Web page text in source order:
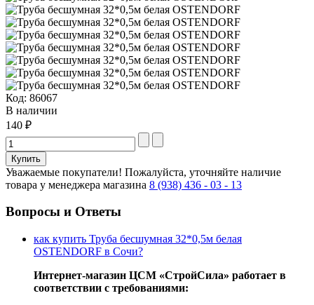
Код: 86067
В наличии
140 ₽
Уважаемые покупатели! Пожалуйста, уточняйте наличие
товара у менеджера магазина 8 (938) 436 - 03 - 13
Вопросы и Ответы
как купить Труба бесшумная 32*0,5м белая
OSTENDORF в Сочи?
Интернет-магазин ЦСМ «СтройСила» работает в
соответствии с требованиями: